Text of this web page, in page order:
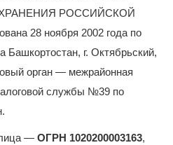
РОССИЙСКОЙ
28 ноября 2002 года по
Башкортостан, г. Октябрьский,
орган — межрайонная
службы №39 по
— ОГРН 1020200003163,